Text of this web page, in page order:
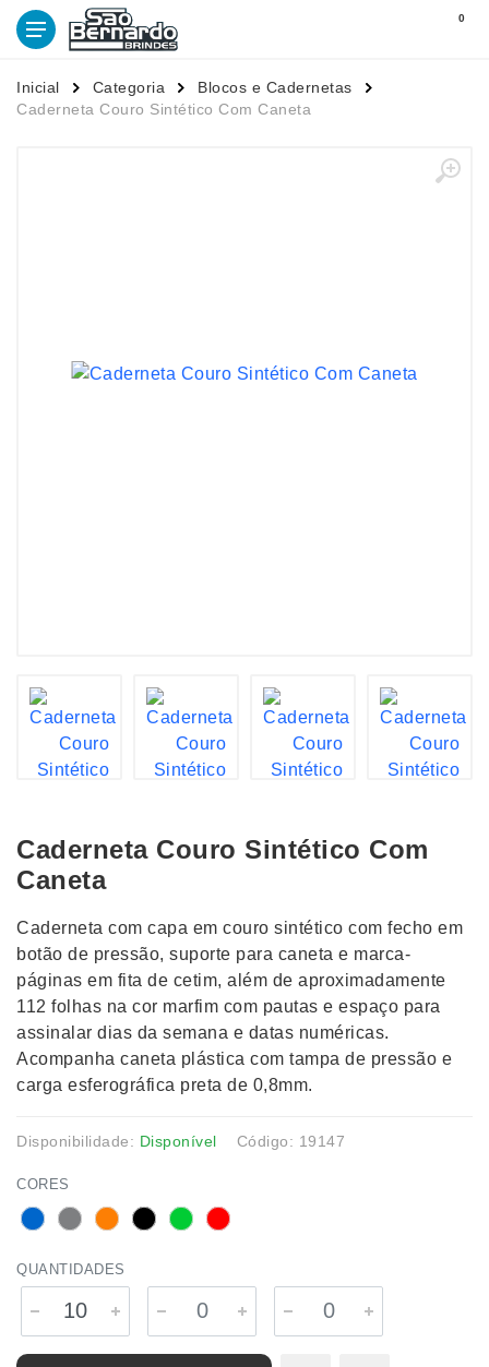
0
Inicial Categoria
Blocos e Cadernetas
Caderneta Couro Sintético Com Caneta
Caderneta Couro Sintético Com
Caneta
Caderneta com capa em couro sintético com fecho em
botão de pressão, suporte para caneta e marca-
páginas em fita de cetim, além de aproximadamente
112 folhas na cor marfim com pautas e espaço para
assinalar dias da semana e datas numéricas.
Acompanha caneta plástica com tampa de pressão e
carga esferográfica preta de 0,8mm.
Disponibilidade: Disponível Código: 19147
CORES
QUANTIDADES